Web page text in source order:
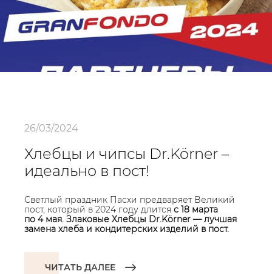
26/03/2024
Хлебцы и чипсы Dr.Körner –
идеально в пост!
Светлый праздник Пасхи предваряет Великий
пост, который в 2024 году длится с 18 марта
по 4 мая. Злаковые Хлебцы Dr.Körner — лучшая
замена хлеба и кондитерских изделий в пост.
ЧИТАТЬ ДАЛЕЕ